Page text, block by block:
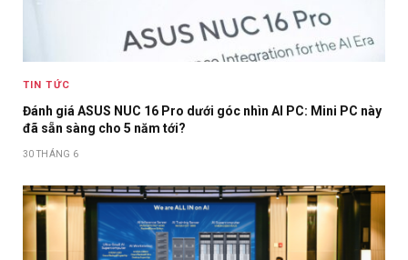
TIN TỨC
Đánh giá ASUS NUC 16 Pro dưới góc nhìn AI PC: Mini PC này
đã sẵn sàng cho 5 năm tới?
30 THÁNG 6